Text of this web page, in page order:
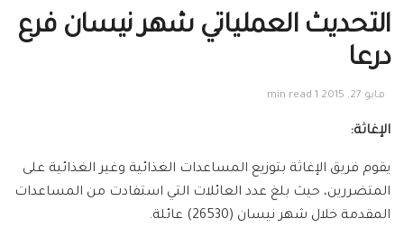
التحديث العملياتي شهر نيسان فرع
درعا
مايو 27, 2015 1 min read
الإغاثة:
يقوم فريق الإغاثة بتوزيع المساعدات الغذائية وغير الغذائية على
المتضررين، حيث بلغ عدد العائلات التي استفادت من المساعدات
المقدمة خلال شهر نيسان (26530) عائلة.